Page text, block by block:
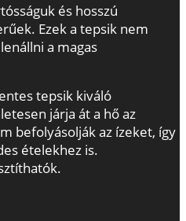
és hosszú
Ezek a tepsik nem
a magas
tepsik kiváló
járja át a hő az
befolyásolják az ízeket, így
ételekhez is.